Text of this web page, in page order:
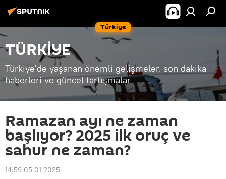
Türkiye
TÜRKİYE
Türkiye'de yaşanan önemli gelişmeler, son dakika
haberleri ve güncel tartışmalar
Ramazan ayı ne zaman
başlıyor? 2025 ilk oruç ve
sahur ne zaman?
14:59 05.01.2025